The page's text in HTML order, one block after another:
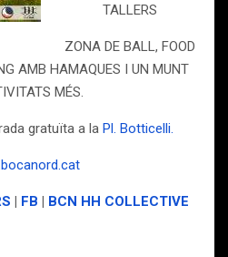
TALLERS
ZONA DE BALL, FOOD
AMB HAMAQUES I UN MUNT
MÉS.
gratuïta a la Pl. Botticelli.
| FB | BCN HH COLLECTIVE